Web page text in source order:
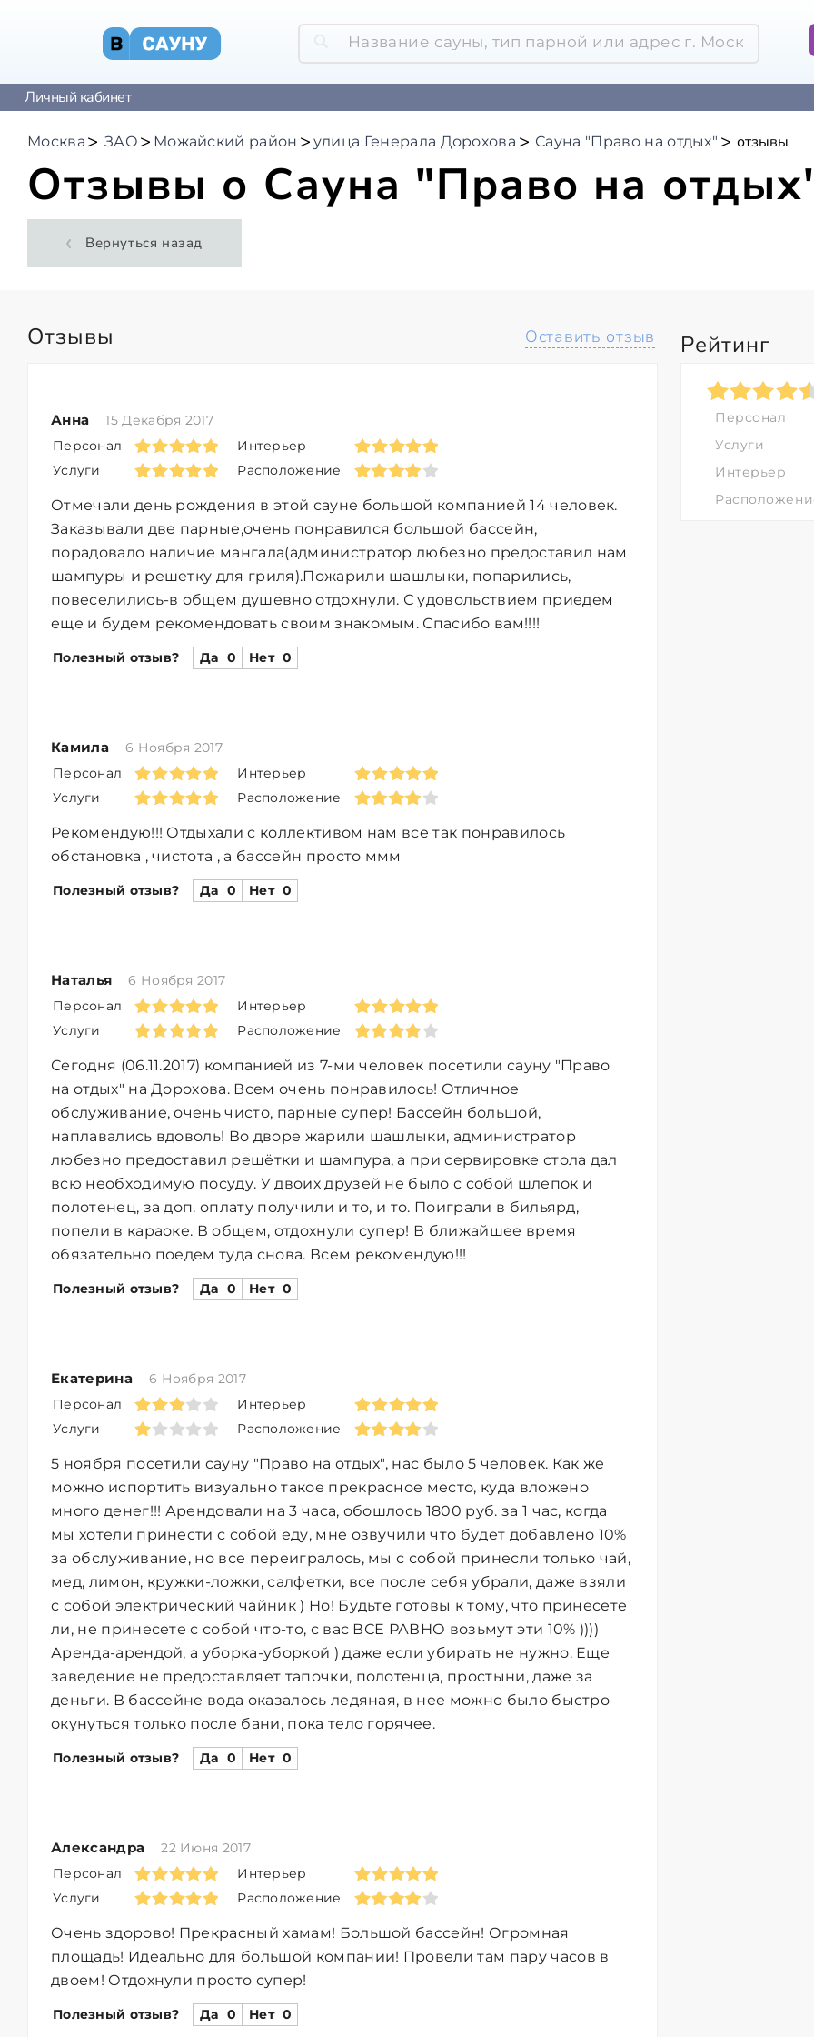
Личный кабинет
Москва ЗАО Можайский район улица Генерала Дорохова Сауна "Право на отдых" отзывы
Отзывы о Сауна "Право на
Вернуться назад
Отзывы Оставить отзыв
Анна
15 Декабря 2017
Персонал
Услуги
Интерьер
Расположение
Отмечали день рождения в этой сауне большой компанией 14 человек.
Заказывали две парные,очень понравился большой бассейн,
порадовало наличие мангала(администратор любезно предоставил нам
шампуры и решетку для гриля).Пожарили шашлыки, попарились,
повеселились-в общем душевно отдохнули. С удовольствием приедем
еще и будем рекомендовать своим знакомым. Спасибо вам!!!!
Полезный отзыв? Да 0 Нет 0
Камила
6 Ноября 2017
Персонал
Услуги
Интерьер
Расположение
Рекомендую!!! Отдыхали с коллективом нам все так понравилось
обстановка , чистота , а бассейн просто ммм
Полезный отзыв? Да 0 Нет 0
Наталья
6 Ноября 2017
Персонал
Услуги
Интерьер
Расположение
Сегодня (06.11.2017) компанией из 7-ми человек посетили сауну "Право
на отдых" на Дорохова. Всем очень понравилось! Отличное
обслуживание, очень чисто, парные супер! Бассейн большой,
наплавались вдоволь! Во дворе жарили шашлыки, администратор
любезно предоставил решётки и шампура, а при сервировке стола дал
всю необходимую посуду. У двоих друзей не было с собой шлепок и
полотенец, за доп. оплату получили и то, и то. Поиграли в бильярд,
попели в караоке. В общем, отдохнули супер! В ближайшее время
обязательно поедем туда снова. Всем рекомендую!!!
Полезный отзыв? Да 0 Нет 0
Екатерина
6 Ноября 2017
Персонал
Услуги
Интерьер
Расположение
5 ноября посетили сауну "Право на отдых", нас было 5 человек. Как же
можно испортить визуально такое прекрасное место, куда вложено
много денег!!! Арендовали на 3 часа, обошлось 1800 руб. за 1 час, когда
мы хотели принести с собой еду, мне озвучили что будет добавлено 10%
за обслуживание, но все переигралось, мы с собой принесли только чай,
мед, лимон, кружки-ложки, салфетки, все после себя убрали, даже взяли
с собой электрический чайник ) Но! Будьте готовы к тому, что принесете
ли, не принесете с собой что-то, с вас ВСЕ РАВНО возьмут эти 10% ))))
Аренда-арендой, а уборка-уборкой ) даже если убирать не нужно. Еще
заведение не предоставляет тапочки, полотенца, простыни, даже за
деньги. В бассейне вода оказалось ледяная, в нее можно было быстро
окунуться только после бани, пока тело горячее.
Полезный отзыв? Да 0 Нет 0
Александра
22 Июня 2017
Персонал
Услуги
Интерьер
Расположение
Очень здорово! Прекрасный хамам! Большой бассейн! Огромная
площадь! Идеально для большой компании! Провели там пару часов в
двоем! Отдохнули просто супер!
Полезный отзыв? Да 0 Нет 0
Рейтинг
Персонал
Услуги
Интерьер